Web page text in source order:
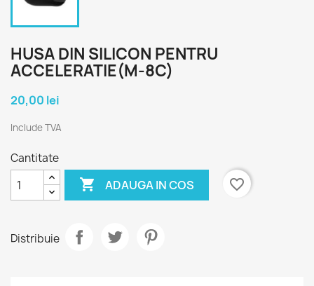
HUSA DIN SILICON PENTRU
ACCELERATIE(M-8C)
20,00 lei
Include TVA
Cantitate
 ADAUGA IN COS favorite_border
Distribuie